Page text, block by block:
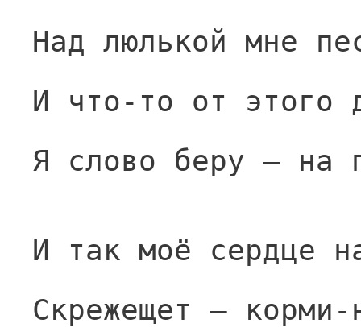
Над люлькой мне
И что-то от этого
Я слово беру — на
И так моё сердце
Скрежещет —